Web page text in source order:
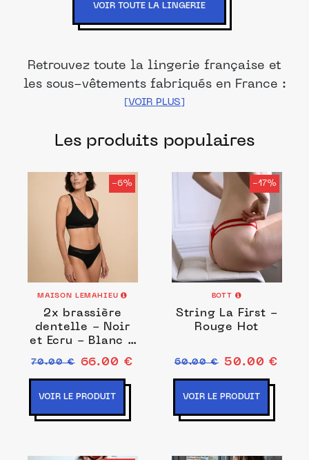
VOIR TOUTE LA LINGERIE
Retrouvez toute la lingerie française et
les sous-vêtements fabriqués en France :
culotte, slip, boxer, shorty, string,
chaussettes, bas, etc.
Les produits populaires
-6%
MAISON LEMAHIEU
2x brassière
dentelle - Noir
et Ecru - Blanc -
Femme
70.00 € 66.00 €
VOIR LE PRODUIT
-17%
BOTT
String La First -
Rouge Hot
60.00 € 50.00 €
VOIR LE PRODUIT